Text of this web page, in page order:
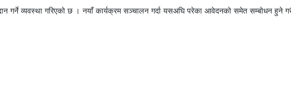
गर्ने व्यवस्था गरिएको छ । नयाँ कार्यक्रम सञ्चालन गर्दा यसअघि परेका आवेदनको समेत सम्बोधन हुने गरी